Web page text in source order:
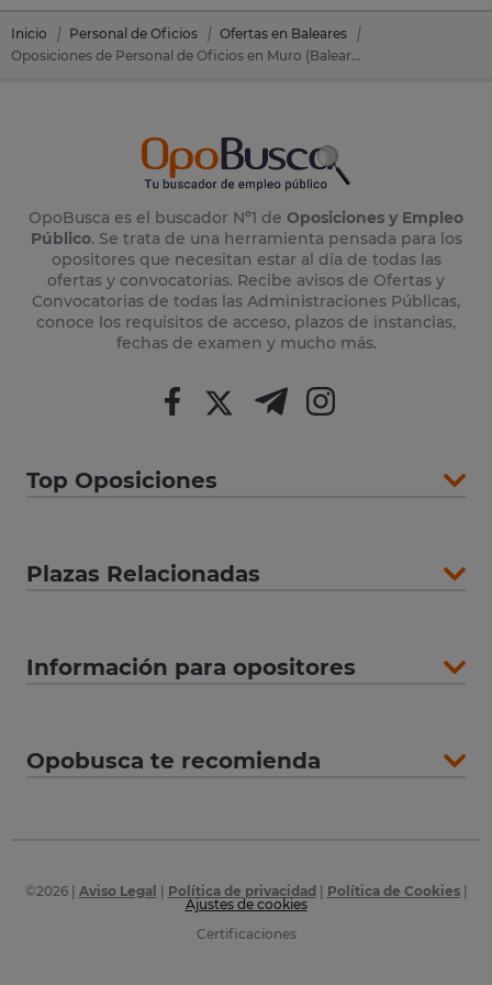
Inicio Personal de Oficios
Ofertas en Baleares
Oposiciones de Personal de Oficios en Muro (Baleares)
OpoBusca es el buscador Nº1 de Oposiciones y Empleo
Público. Se trata de una herramienta pensada para los
opositores que necesitan estar al día de todas las
ofertas y convocatorias. Recibe avisos de Ofertas y
Convocatorias de todas las Administraciones Públicas,
conoce los requisitos de acceso, plazos de instancias,
fechas de examen y mucho más.
Top Oposiciones
Plazas Relacionadas
Información para opositores
Opobusca te recomienda
©2026| Aviso Legal Política de privacidad Política de Cookies|
Ajustes de cookies
Certificaciones